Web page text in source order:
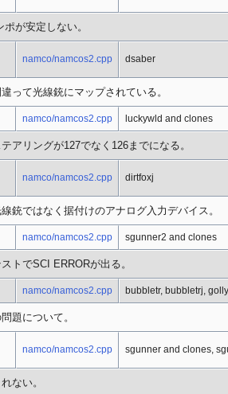
ポが安定しない。
namco/namcos2.cpp dsaber
って光線銃にマップされている。
namco/namcos2.cpp luckywld and clones
アリングが127でなく126までになる。
namco/namcos2.cpp dirtfoxj
銃ではなく据付けのアナログ入力デバイス。
namco/namcos2.cpp sgunner2 and clones
トでSCI ERRORが出る。
namco/namcos2.cpp bubbletr, bubbletrj,
題について。
namco/namcos2.cpp sgunner and clones,
ない。